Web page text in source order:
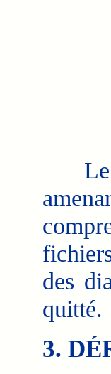
Le
des
quitté.
3.